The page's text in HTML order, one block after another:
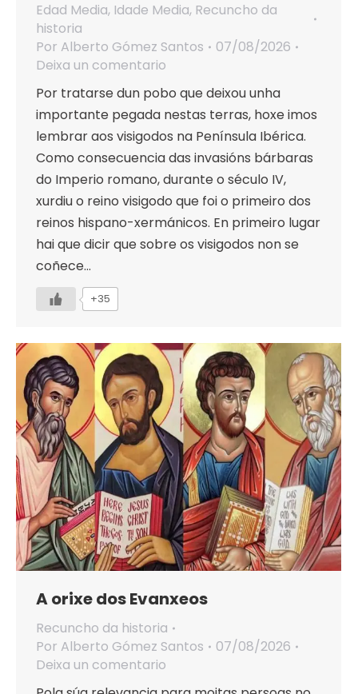
Edad Media, Idade Media, Recuncho da
historia
Por Alberto Gómez Santos
07/08/2026
Deixa un comentario
Por tratarse dun pobo que deixou unha
importante pegada nestas terras, hoxe imos
lembrar aos visigodos na Península Ibérica.
Como consecuencia das invasións bárbaras
do Imperio romano, durante o século IV,
xurdiu o reino visigodo que foi o primeiro dos
reinos hispano-xermánicos. En primeiro lugar
hai que dicir que sobre os visigodos non se
coñece…
+35
A orixe dos Evanxeos
Recuncho da historia
Por Alberto Gómez Santos
07/08/2026
Deixa un comentario